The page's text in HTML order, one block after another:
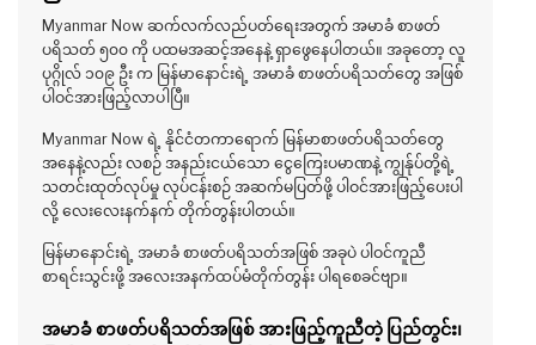
Myanmar Now ဆက်လက်လည်ပတ်ရေးအတွက် အမာခံ စာဖတ်
ပရိသတ် ၅၀၀ ကို ပထမအဆင့်အနေနဲ့ ရှာဖွေနေပါတယ်။ အခုတော့ လူ
ပုဂ္ဂိုလ် ၁၀၉ ဦး က မြန်မာနောင်းရဲ့ အမာခံ စာဖတ်ပရိသတ်တွေ အဖြစ်
ပါဝင်အားဖြည့်လာပါပြီ။
Myanmar Now ရဲ့ နိုင်ငံတကာရောက် မြန်မာစာဖတ်ပရိသတ်တွေ
အနေနဲ့လည်း လစဉ် အနည်းငယ်သော ငွေကြေးပမာဏနဲ့ ကျွန်ုပ်တို့ရဲ့
သတင်းထုတ်လုပ်မှု လုပ်ငန်းစဉ် အဆက်မပြတ်ဖို့ ပါဝင်အားဖြည့်ပေးပါ
လို့ လေးလေးနက်နက် တိုက်တွန်းပါတယ်။
မြန်မာနောင်းရဲ့ အမာခံ စာဖတ်ပရိသတ်အဖြစ် အခုပဲ ပါဝင်ကူညီ
စာရင်းသွင်းဖို့ အလေးအနက်ထပ်မံတိုက်တွန်း ပါရစေခင်ဗျာ။
အမာခံ စာဖတ်ပရိသတ်အဖြစ် အားဖြည့်ကူညီတဲ့ ပြည်တွင်း၊